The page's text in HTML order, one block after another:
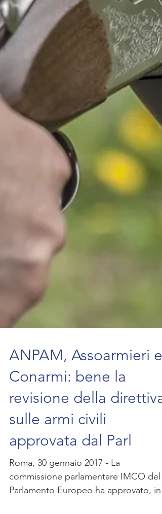
ANPAM, Assoarmieri e
Conarmi: bene la
revisione della direttiva
sulle armi civili
approvata dal Parl
Roma, 30 gennaio 2017 - La
commissione parlamentare IMCO del